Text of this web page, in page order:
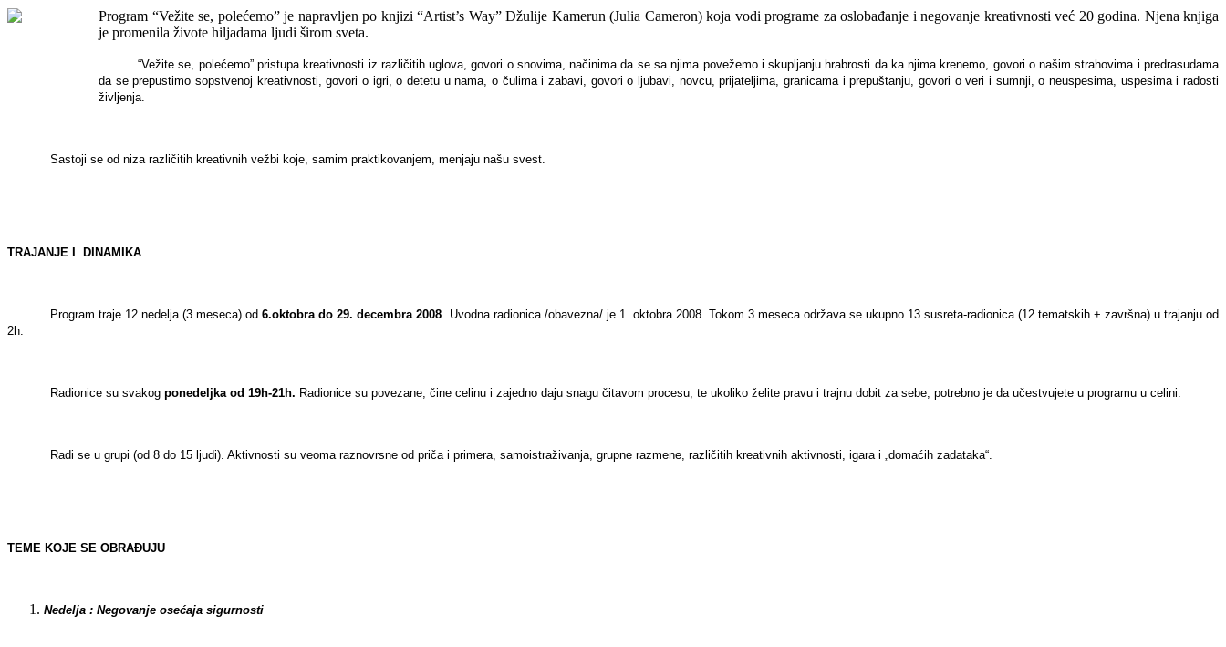
Program “Vežite se, polećemo” je napravljen po knjizi “Artist’s Way” Džulije Kamerun (Julia Cameron) koja vodi programe za oslobađanje i negovanje kreativnosti već 20 godina. Njena knjiga
je promenila živote hiljadama ljudi širom sveta.
“Vežite se, polećemo” pristupa kreativnosti iz različitih uglova, govori o snovima, načinima da se sa njima povežemo i skupljanju hrabrosti da ka njima krenemo, govori o našim strahovima i predrasudama
da se prepustimo sopstvenoj kreativnosti, govori o igri, o detetu u nama, o čulima i zabavi, govori o ljubavi, novcu, prijateljima, granicama i prepuštanju, govori o veri i sumnji, o neuspesima, uspesima i radosti
življenja.
Sastoji se od niza različitih kreativnih vežbi koje, samim praktikovanjem, menjaju našu svest.
TRAJANJE I DINAMIKA
Program traje 12 nedelja (3 meseca) od6.oktobra do 29. decembra 2008 . Uvodna radionica /obavezna/ je 1. oktobra 2008. Tokom 3 meseca održava se ukupno 13 susreta-radionica (12 tematskih + završna) u trajanju od
2h.
Radionice su svakogponedeljka od 19h-21h. Radionice su povezane, čine celinu i zajedno daju snagu čitavom procesu, te ukoliko želite pravu i trajnu dobit za sebe, potrebno je da učestvujete u programu u celini.
Radi se u grupi (od 8 do 15 ljudi). Aktivnosti su veoma raznovrsne od priča i primera, samoistraživanja, grupne razmene, različitih kreativnih aktivnosti, igara i „domaćih zadataka“.
TEME KOJE SE OBRAĐUJU
Nedelja : Negovanje osećaja sigurnosti